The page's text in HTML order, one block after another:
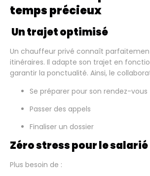
temps précieux
Un trajet optimisé
Un chauffeur privé connaît
itinéraires. Il adapte son trajet en
garantir la ponctualité. Ainsi, le
Se préparer pour son rendez-vous
Passer des appels
Finaliser un dossier
Zéro stress pour le salarié
Plus besoin de :